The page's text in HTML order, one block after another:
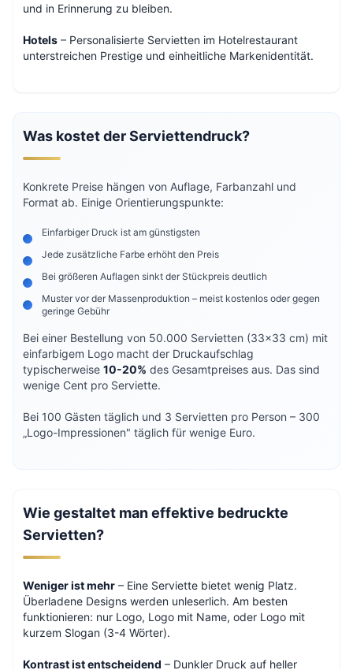
und in Erinnerung zu bleiben.
Hotels – Personalisierte Servietten im Hotelrestaurant
unterstreichen Prestige und einheitliche Markenidentität.
Was kostet der Serviettendruck?
Konkrete Preise hängen von Auflage, Farbanzahl und
Format ab. Einige Orientierungspunkte:
Einfarbiger Druck ist am günstigsten
Jede zusätzliche Farbe erhöht den Preis
Bei größeren Auflagen sinkt der Stückpreis deutlich
Muster vor der Massenproduktion – meist kostenlos oder gegen
geringe Gebühr
Bei einer Bestellung von 50.000 Servietten (33×33 cm) mit
einfarbigem Logo macht der Druckaufschlag
typischerweise 10-20% des Gesamtpreises aus. Das sind
wenige Cent pro Serviette.
Bei 100 Gästen täglich und 3 Servietten pro Person – 300
„Logo-Impressionen" täglich für wenige Euro.
Wie gestaltet man effektive bedruckte
Servietten?
Weniger ist mehr – Eine Serviette bietet wenig Platz.
Überladene Designs werden unleserlich. Am besten
funktionieren: nur Logo, Logo mit Name, oder Logo mit
kurzem Slogan (3-4 Wörter).
Kontrast ist entscheidend – Dunkler Druck auf heller